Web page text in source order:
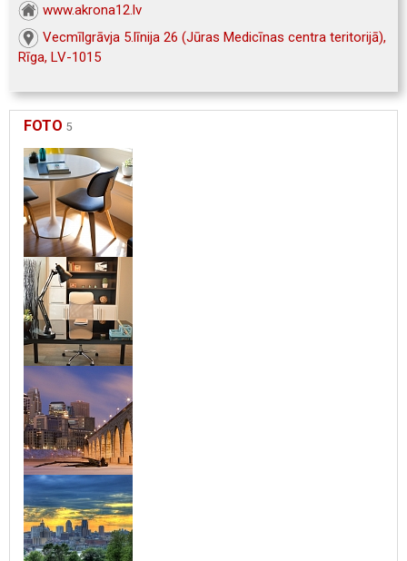
www.akrona12.lv
Vecmīlgrāvja 5.līnija 26 (Jūras Medicīnas centra teritorijā),
Rīga, LV-1015
FOTO 5